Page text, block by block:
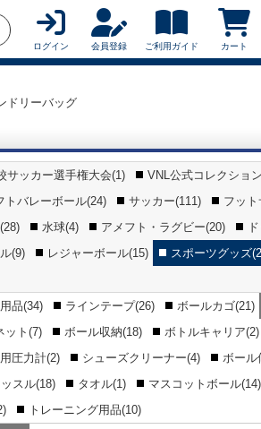
ログイン 会員登録 ご利用ガイド カート
ドリーバッグ
サッカー選手権大会(1) VNL公式コレクショ
トバレーボール(24) サッカー(111)
フッ
水球(4) アメフト・ラグビー(20)
(9) レジャーボール(15)
スポーツグッズ
品(34) ラインテープ(26) ボールカゴ(21)
ット(7) ボール収納(18)
ボトルキャリア(2)
圧力計(2) シューズクリーナー(4)
ボール
スル(18) タオル(1)
マスコットボール(14)
トレーニング用品(10)